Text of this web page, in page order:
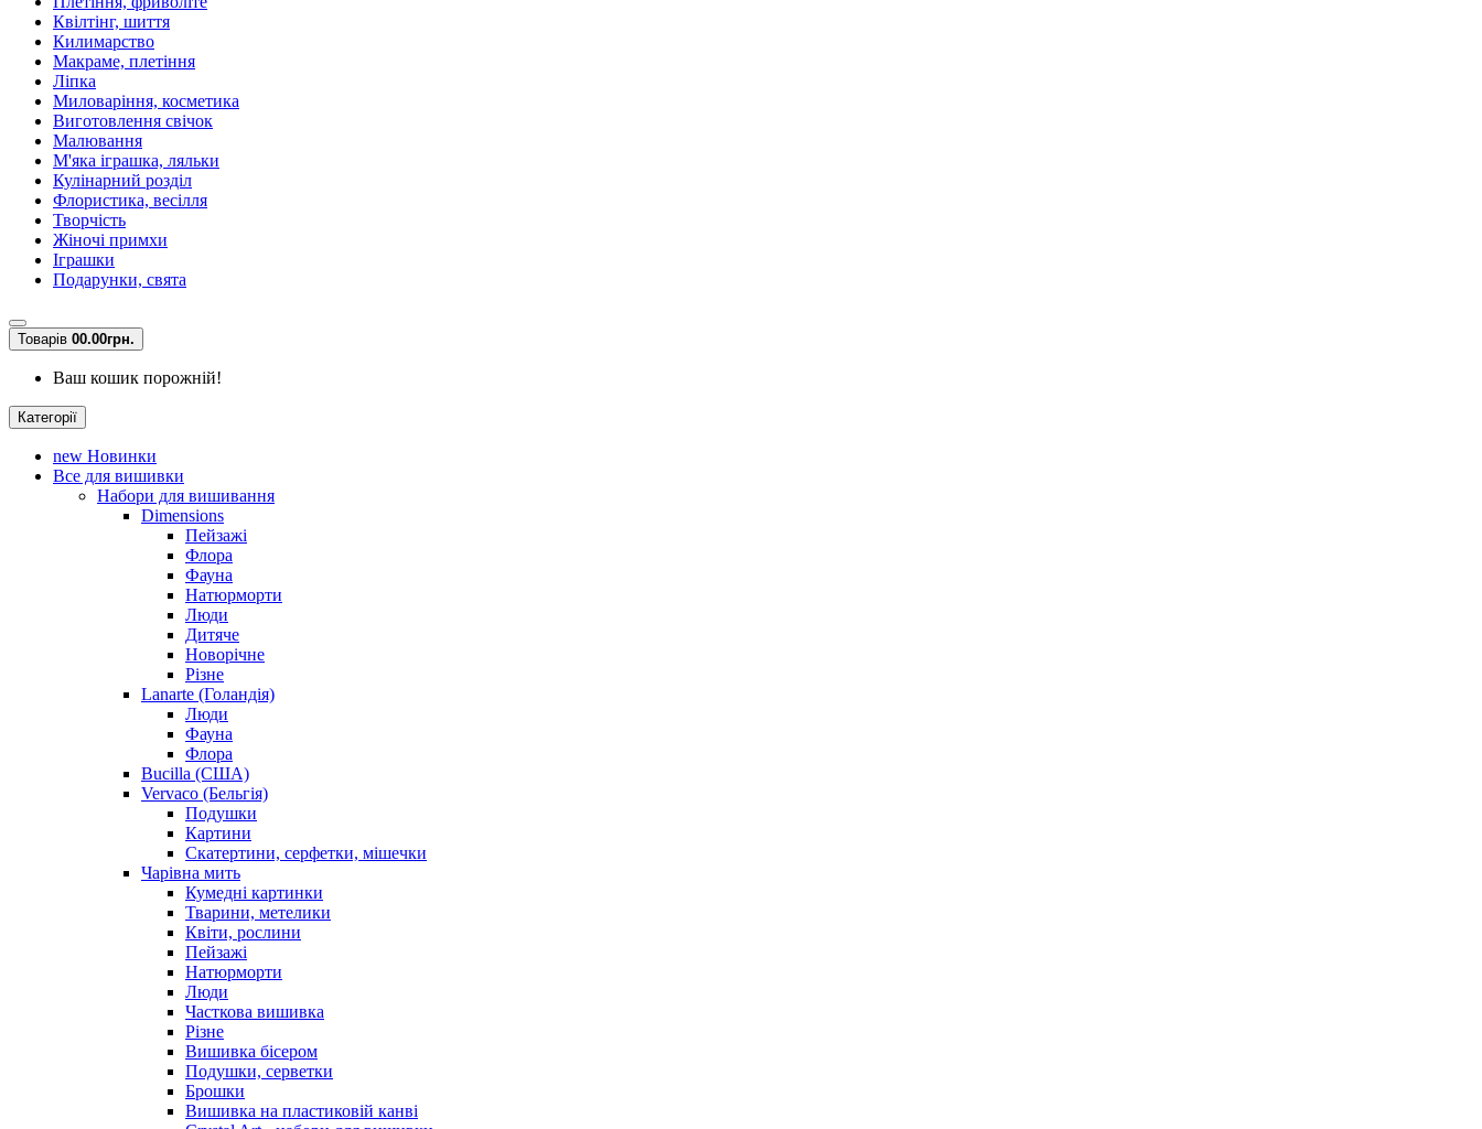
Квілтінг, шиття
Килимарство
Макраме, плетіння
Ліпка
Миловаріння, косметика
Виготовлення свічок
Малювання
М'яка іграшка, ляльки
Кулінарний розділ
Флористика, весілля
Творчість
Жіночі примхи
Іграшки
Подарунки, свята
Товарів 00.00грн.
Ваш кошик порожній!
Категорії
new Новинки
Все для вишивки
Набори для вишивання
Dimensions
Пейзажі
Флора
Фауна
Натюрморти
Люди
Дитяче
Новорічне
Різне
Lanarte (Голандія)
Люди
Фауна
Флора
Bucilla (США)
Vervaco (Бельгія)
Подушки
Картини
Скатертини, серфетки, мішечки
Чарiвна мить
Кумедні картинки
Тварини, метелики
Квіти, рослини
Пейзажі
Натюрморти
Люди
Часткова вишивка
Різне
Вишивка бісером
Подушки, серветки
Брошки
Вишивка на пластиковій канві